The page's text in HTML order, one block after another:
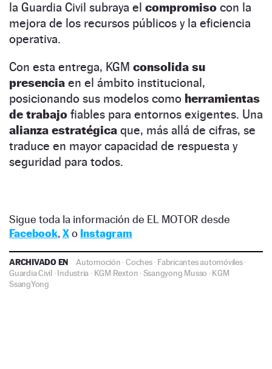
la Guardia Civil subraya el compromiso con la
mejora de los recursos públicos y la eficiencia
operativa.
Con esta entrega, KGM consolida su
presencia en el ámbito institucional,
posicionando sus modelos como herramientas
de trabajo fiables para entornos exigentes. Una
alianza estratégica que, más allá de cifras, se
traduce en mayor capacidad de respuesta y
seguridad para todos.
Sigue toda la información de EL MOTOR desde
Facebook, Xo Instagram
ARCHIVADO EN Automoción ·Coches· Fabricantes automóviles·
Guardia Civil ·Industria · KGM Rexton ·Ssangyong Musso ·KGM
SsangYong